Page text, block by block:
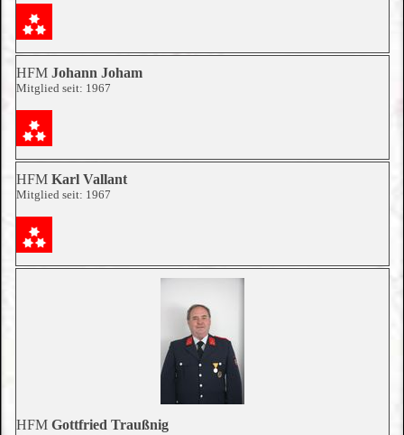
HFM Johann Joham
Mitglied seit: 1967
HFM Karl Vallant
Mitglied seit: 1967
HFM Gottfried Traußnig